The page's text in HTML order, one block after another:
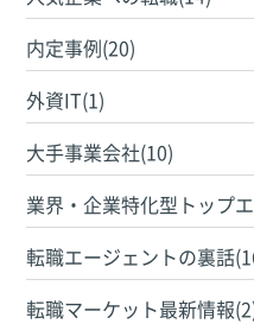
内定事例(20)
外資IT(1)
大手事業会社(10)
業界・企業特化型トップ
転職エージェントの裏話
転職マーケット最新情報